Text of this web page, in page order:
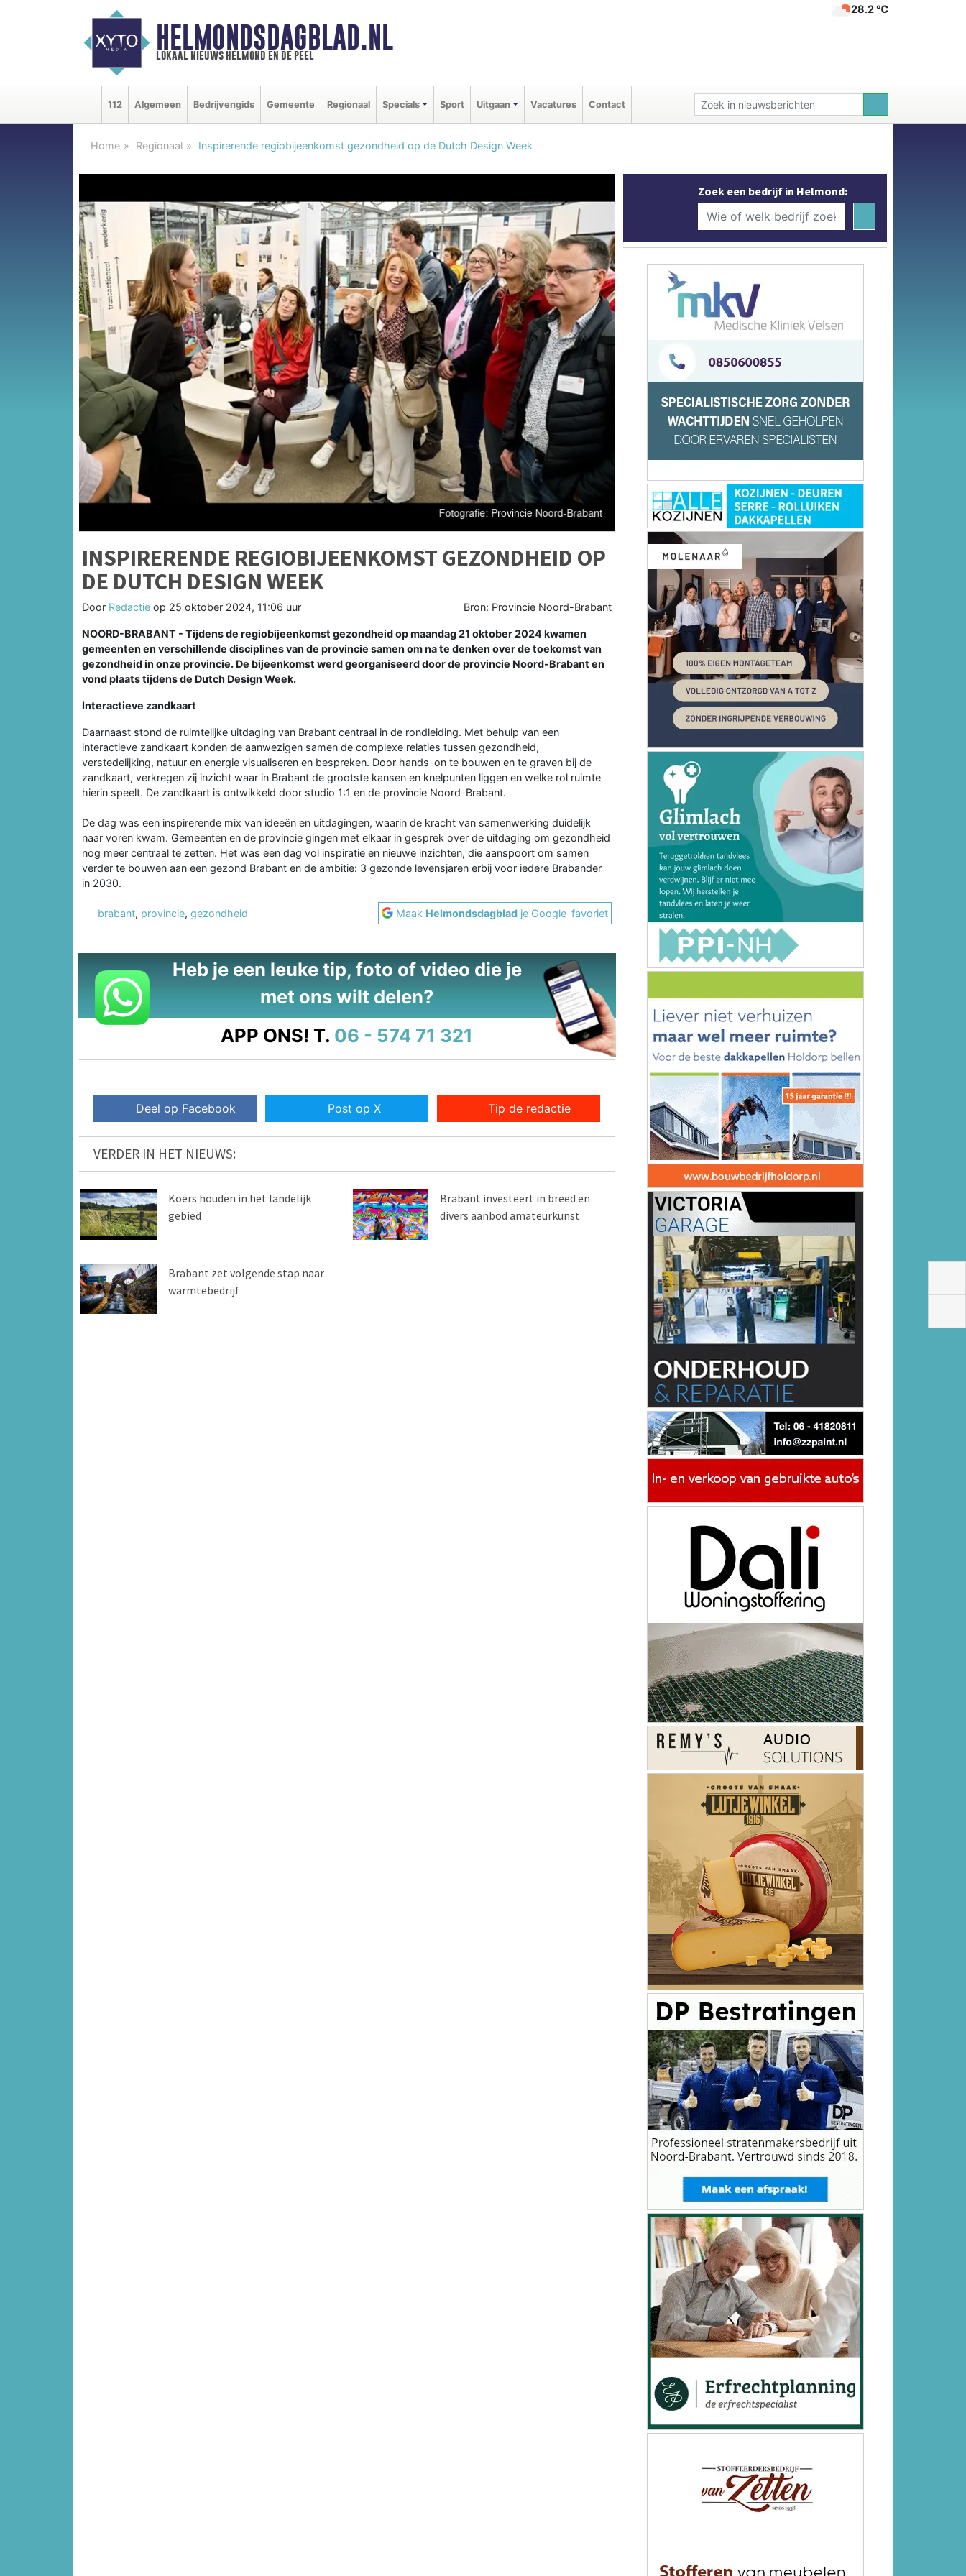
HELMONDSDAGBLAD.NL
lokaal nieuws helmond en de peel
28.2 ℃
112 Algemeen Bedrijvengids Gemeente Regionaal Specials Sport Uitgaan Vacatures Contact
Home Regionaal Inspirerende regiobijeenkomst gezondheid op de Dutch Design Week
INSPIRERENDE REGIOBIJEENKOMST GEZONDHEID OP
DE DUTCH DESIGN WEEK
Door Redactie op 25 oktober 2024, 11:06 uur Bron: Provincie Noord-Brabant
NOORD-BRABANT - Tijdens de regiobijeenkomst gezondheid op maandag 21 oktober 2024 kwamen
gemeenten en verschillende disciplines van de provincie samen om na te denken over de toekomst van
gezondheid in onze provincie. De bijeenkomst werd georganiseerd door de provincie Noord-Brabant en
vond plaats tijdens de Dutch Design Week.
Interactieve zandkaart
Daarnaast stond de ruimtelijke uitdaging van Brabant centraal in de rondleiding. Met behulp van een
interactieve zandkaart konden de aanwezigen samen de complexe relaties tussen gezondheid,
verstedelijking, natuur en energie visualiseren en bespreken. Door hands-on te bouwen en te graven bij de
zandkaart, verkregen zij inzicht waar in Brabant de grootste kansen en knelpunten liggen en welke rol ruimte
hierin speelt. De zandkaart is ontwikkeld door studio 1:1 en de provincie Noord-Brabant.
De dag was een inspirerende mix van ideeën en uitdagingen, waarin de kracht van samenwerking duidelijk
naar voren kwam. Gemeenten en de provincie gingen met elkaar in gesprek over de uitdaging om gezondheid
nog meer centraal te zetten. Het was een dag vol inspiratie en nieuwe inzichten, die aanspoort om samen
verder te bouwen aan een gezond Brabant en de ambitie: 3 gezonde levensjaren erbij voor iedere Brabander
in 2030.
brabant, provincie, gezondheid Maak Helmondsdagblad je Google-favoriet
Heb je een leuke tip, foto of video die je
met ons wilt delen?
APP ONS! T. 06 - 574 71 321
Deel op Facebook Post op X Tip de redactie
VERDER IN HET NIEUWS:
Koers houden in het landelijk
gebied
Brabant investeert in breed en
divers aanbod amateurkunst
Brabant zet volgende stap naar
warmtebedrijf
Zoek een bedrijf in Helmond: